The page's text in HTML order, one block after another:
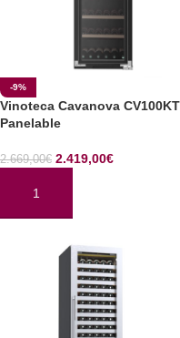
-9%
Vinoteca Cavanova
Panelable
2.669,00€ 2.419,00€
AÑADIR AL CARRITO